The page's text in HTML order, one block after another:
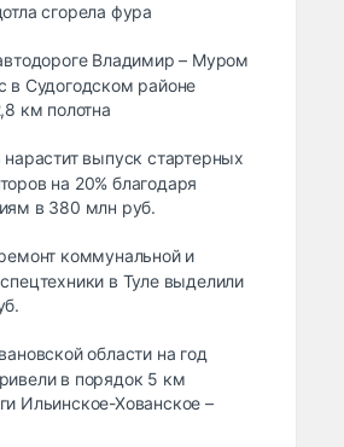
сгорела фура
Владимир – Муром
в Судогодском районе
км полотна
выпуск стартерных
на 20% благодаря
в 380 млн руб.
коммунальной и
в Туле выделили
области на год
в порядок 5 км
Ильинское-Хованское –